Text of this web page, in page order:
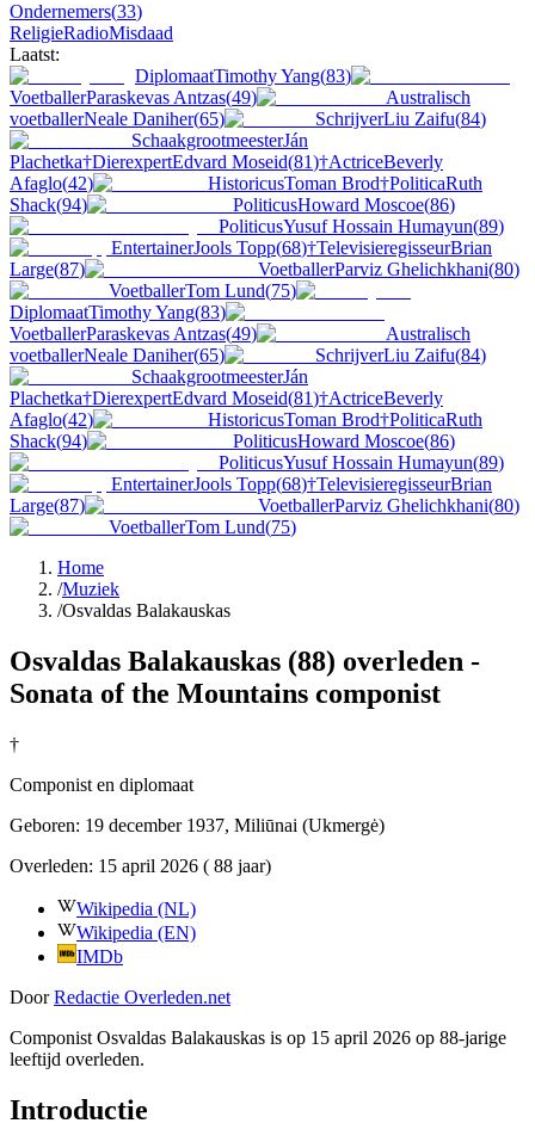
Ondernemers(33)
ReligieRadioMisdaad
Laatst:
DiplomaatTimothy Yang(83)
VoetballerParaskevas Antzas(49)
Australisch
voetballerNeale Daniher(65) SchrijverLiu Zaifu(84)
SchaakgrootmeesterJán
Plachetka†DierexpertEdvard Moseid(81)†ActriceBeverly
Afaglo(42) HistoricusToman Brod†PoliticaRuth
Shack(94) PoliticusHoward Moscoe(86)
PoliticusYusuf Hossain Humayun(89)
EntertainerJools Topp(68)†TelevisieregisseurBrian
Large(87) VoetballerParviz Ghelichkhani(80)
VoetballerTom Lund(75)
DiplomaatTimothy Yang(83)
VoetballerParaskevas Antzas(49)
Australisch
voetballerNeale Daniher(65) SchrijverLiu Zaifu(84)
SchaakgrootmeesterJán
Plachetka†DierexpertEdvard Moseid(81)†ActriceBeverly
Afaglo(42) HistoricusToman Brod†PoliticaRuth
Shack(94) PoliticusHoward Moscoe(86)
PoliticusYusuf Hossain Humayun(89)
EntertainerJools Topp(68)†TelevisieregisseurBrian
Large(87) VoetballerParviz Ghelichkhani(80)
VoetballerTom Lund(75)
Home
/Muziek
/Osvaldas Balakauskas
Osvaldas Balakauskas (88) overleden -
Sonata of the Mountains componist
†
Componist en diplomaat
Geboren: 19 december 1937, Miliūnai (Ukmergė)
Overleden: 15 april 2026 ( 88 jaar)
Wikipedia (NL)
Wikipedia (EN)
IMDb
Door Redactie Overleden.net
Componist Osvaldas Balakauskas is op 15 april 2026 op 88-jarige
leeftijd overleden.
Introductie